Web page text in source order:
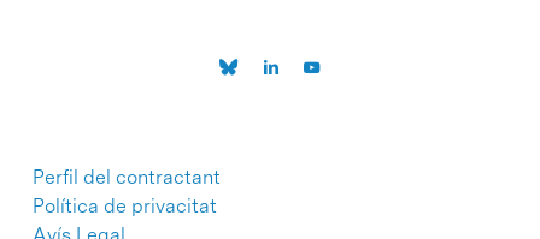
Perfil del contractant
Política de privacitat